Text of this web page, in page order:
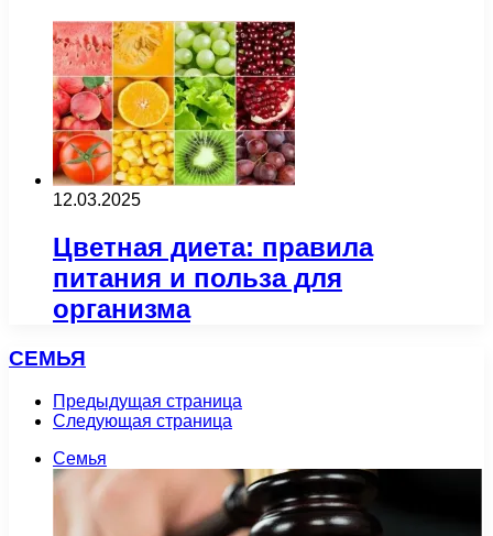
12.03.2025
Цветная диета: правила
питания и польза для
организма
СЕМЬЯ
Предыдущая страница
Следующая страница
Семья